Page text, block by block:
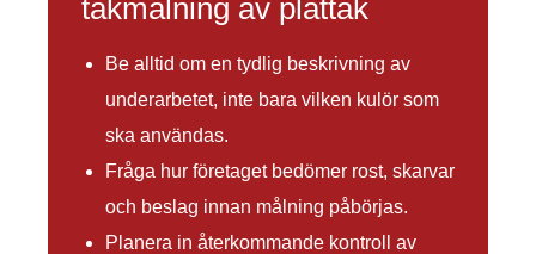
takmålning av plåttak
Be alltid om en tydlig beskrivning av
underarbetet, inte bara vilken kulör som
ska användas.
Fråga hur företaget bedömer rost, skarvar
och beslag innan målning påbörjas.
Planera in återkommande kontroll av